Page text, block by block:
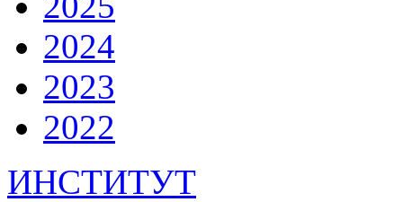
2024
2023
2022
ИНСТИТУТ